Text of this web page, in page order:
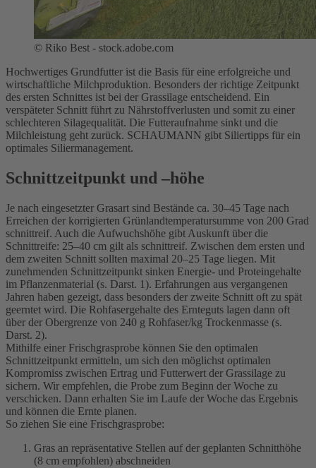
© Riko Best - stock.adobe.com
Hochwertiges Grundfutter ist die Basis für eine erfolgreiche und
wirtschaftliche Milchproduktion. Besonders der richtige Zeitpunkt
des ersten Schnittes ist bei der Grassilage entscheidend. Ein
verspäteter Schnitt führt zu Nährstoffverlusten und somit zu einer
schlechteren Silagequalität. Die Futteraufnahme sinkt und die
Milchleistung geht zurück. SCHAUMANN gibt Siliertipps für ein
optimales Siliermanagement.
Schnittzeitpunkt und –höhe
Je nach eingesetzter Grasart sind Bestände ca. 30–45 Tage nach
Erreichen der korrigierten Grünlandtemperatursumme von 200 Grad
schnittreif. Auch die Aufwuchshöhe gibt Auskunft über die
Schnittreife: 25–40 cm gilt als schnittreif. Zwischen dem ersten und
dem zweiten Schnitt sollten maximal 20–25 Tage liegen. Mit
zunehmenden Schnittzeitpunkt sinken Energie- und Proteingehalte
im Pflanzenmaterial (s. Darst. 1). Erfahrungen aus vergangenen
Jahren haben gezeigt, dass besonders der zweite Schnitt oft zu spät
geerntet wird. Die Rohfasergehalte des Ernteguts lagen dann oft
über der Obergrenze von 240 g Rohfaser/kg Trockenmasse (s.
Darst. 2).
Mithilfe einer Frischgrasprobe können Sie den optimalen
Schnittzeitpunkt ermitteln, um sich den möglichst optimalen
Kompromiss zwischen Ertrag und Futterwert der Grassilage zu
sichern. Wir empfehlen, die Probe zum Beginn der Woche zu
verschicken. Dann erhalten Sie im Laufe der Woche das Ergebnis
und können die Ernte planen.
So ziehen Sie eine Frischgrasprobe:
Gras an repräsentative Stellen auf der geplanten Schnitthöhe
(8 cm empfohlen) abschneiden